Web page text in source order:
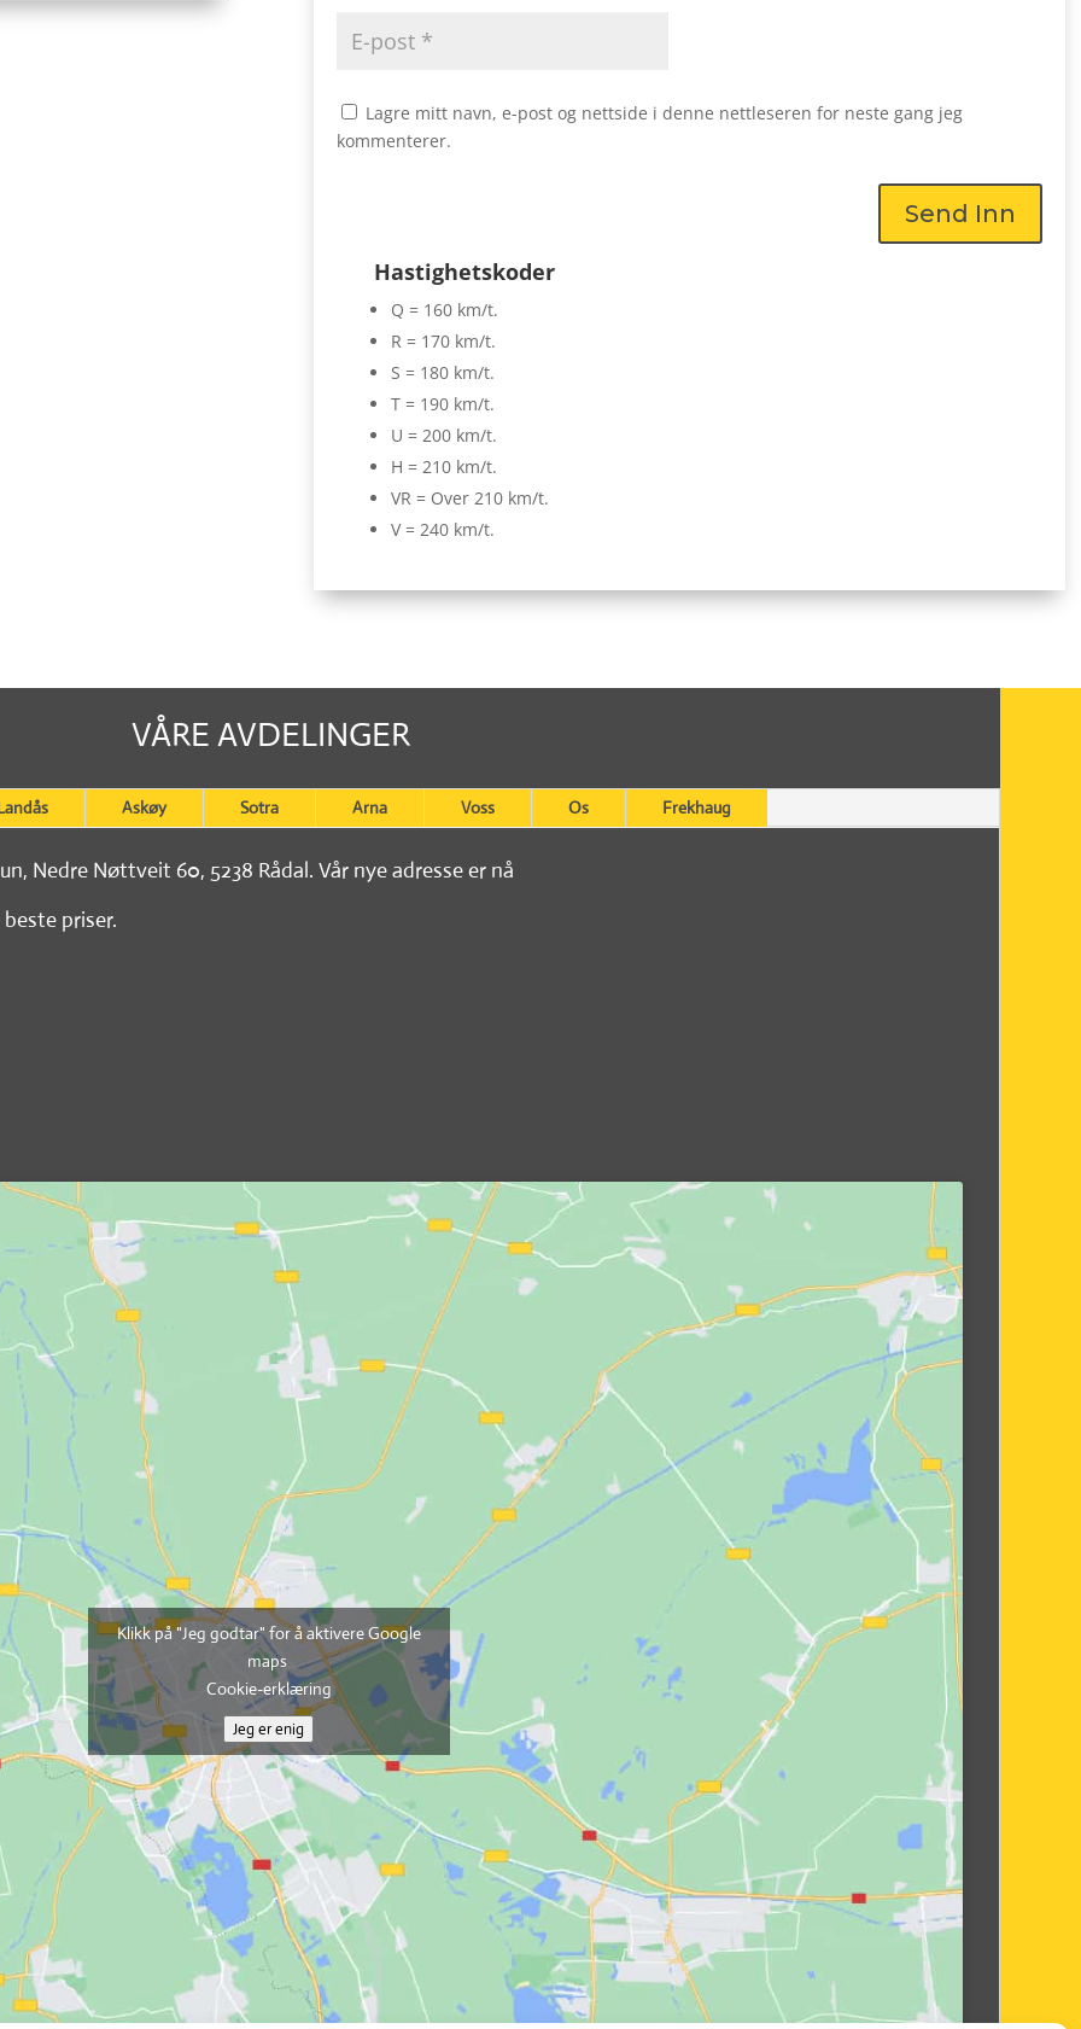
Lagre mitt navn, e-post og nettside i denne nettleseren for neste gang jeg
kommenterer.
Send Inn
Hastighetskoder
Q = 160 km/t.
R = 170 km/t.
S = 180 km/t.
T = 190 km/t.
U = 200 km/t.
H = 210 km/t.
VR = Over 210 km/t.
V = 240 km/t.
VÅRE AVDELINGER
Askøy Sotra Arna Voss Os Frekhaug
Nedre Nøttveit 60, 5238 Rådal. Vår nye adresse er nå
priser.
Klikk på "Jeg godtar" for å aktivere Google
maps
Cookie-erklæring
Jeg er enig